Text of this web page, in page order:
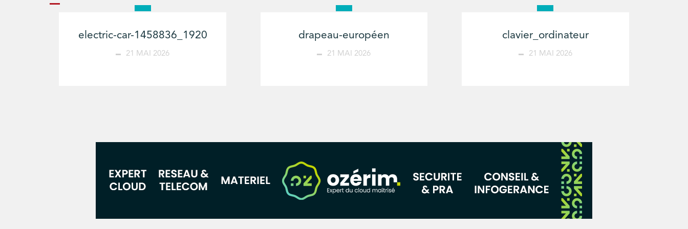
electric-car-1458836_1920
21 MAI 2026
drapeau-européen
21 MAI 2026
clavier_ordinateur
21 MAI 2026